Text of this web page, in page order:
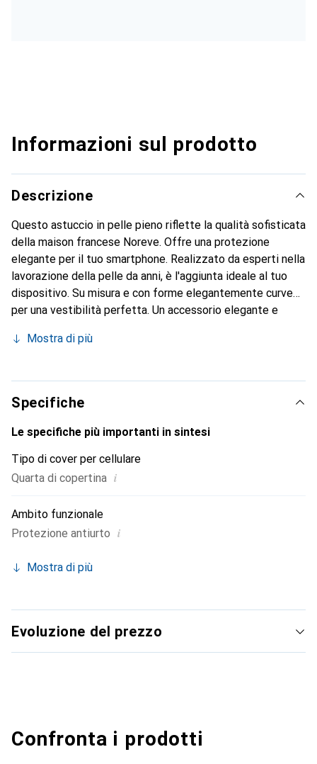
Informazioni sul prodotto
Descrizione
Questo astuccio in pelle pieno riflette la qualità sofisticata
della maison francese Noreve. Offre una protezione
elegante per il tuo smartphone. Realizzato da esperti nella
lavorazione della pelle da anni, è l'aggiunta ideale al tuo
dispositivo. Su misura e con forme elegantemente curve
per una vestibilità perfetta. Un accessorio elegante e
conosciuto a livello internazionale per i suoi prodotti di
cliente esigente.
Mostra di più
Specifiche
Le specifiche più importanti in sintesi
Tipo di cover per cellulare
Quarta di copertina i
Ambito funzionale
Protezione antiurto i
Mostra di più
Evoluzione del prezzo
Confronta i prodotti